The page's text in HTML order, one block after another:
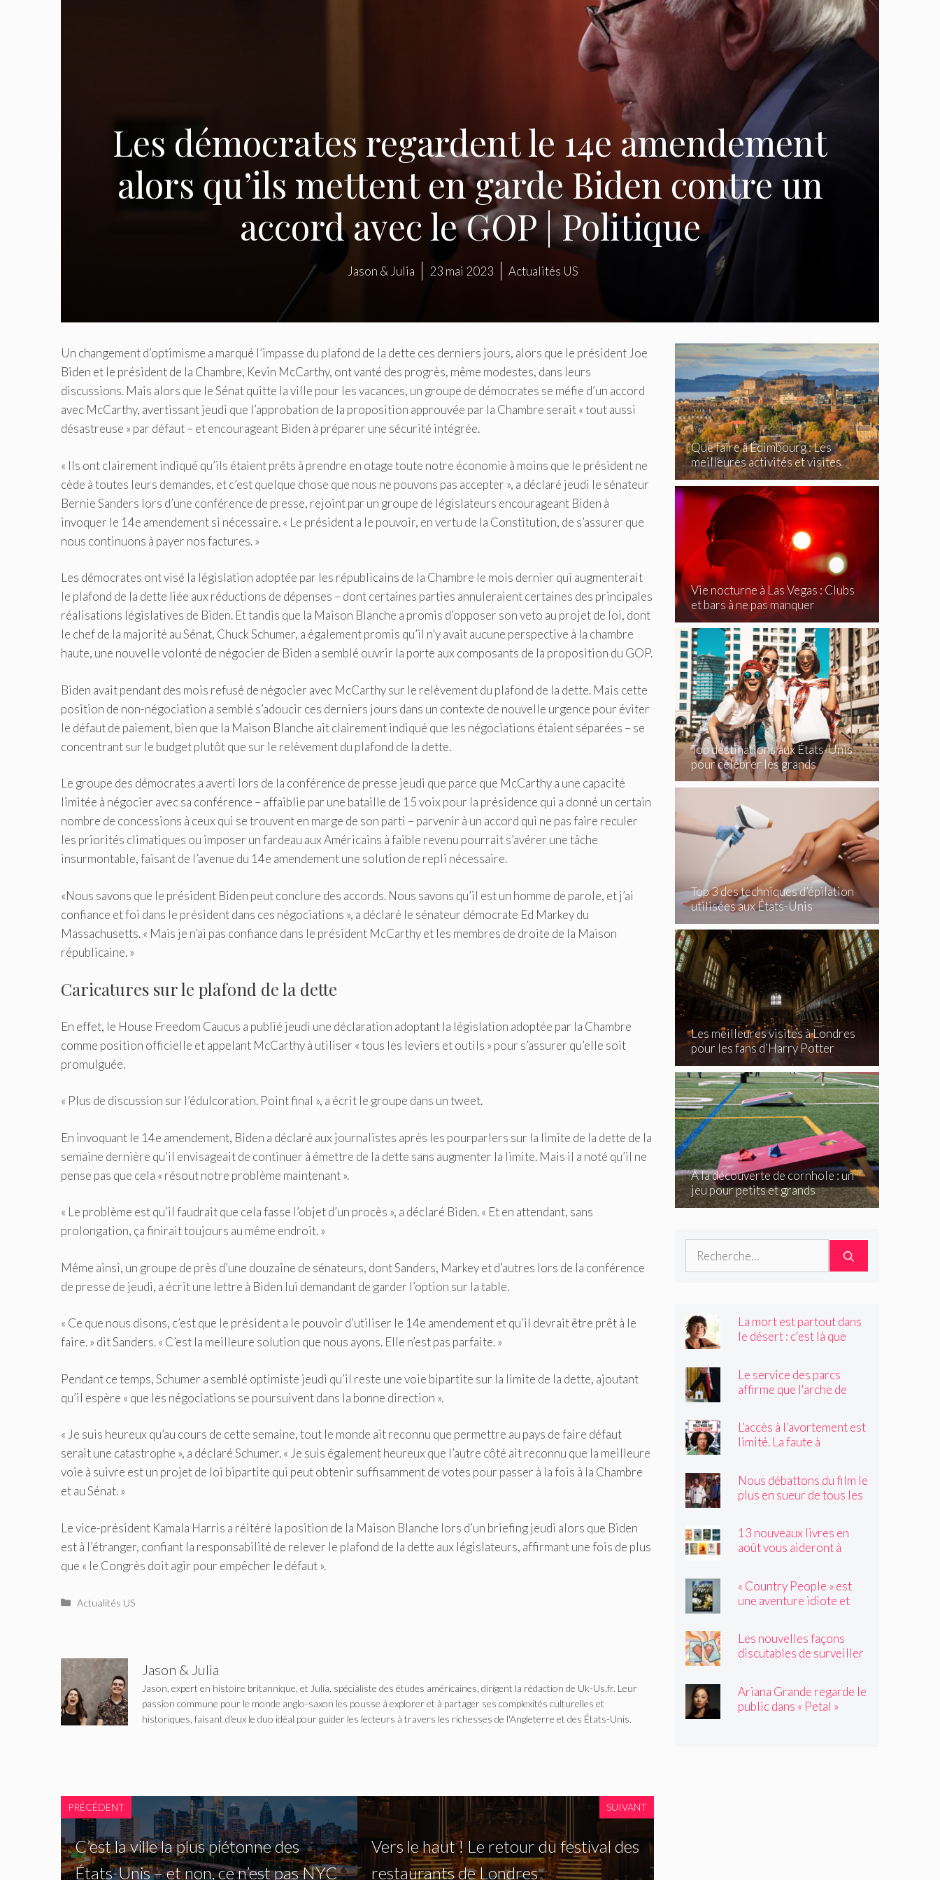
Les démocrates regardent le 14e amendement
alors qu’ils mettent en garde Biden contre un
accord avec le GOP | Politique
Jason & Julia 23 mai 2023 Actualités US
Un changement d’optimisme a marqué l’impasse du plafond de la dette ces derniers jours, alors que le président Joe
Biden et le président de la Chambre, Kevin McCarthy, ont vanté des progrès, même modestes, dans leurs
discussions. Mais alors que le Sénat quitte la ville pour les vacances, un groupe de démocrates se méfie d’un accord
avec McCarthy, avertissant jeudi que l’approbation de la proposition approuvée par la Chambre serait « tout aussi
désastreuse » par défaut – et encourageant Biden à préparer une sécurité intégrée.
« Ils ont clairement indiqué qu’ils étaient prêts à prendre en otage toute notre économie à moins que le président ne
cède à toutes leurs demandes, et c’est quelque chose que nous ne pouvons pas accepter », a déclaré jeudi le sénateur
Bernie Sanders lors d’une conférence de presse, rejoint par un groupe de législateurs encourageant Biden à
invoquer le 14e amendement si nécessaire. « Le président a le pouvoir, en vertu de la Constitution, de s’assurer que
nous continuons à payer nos factures. »
Les démocrates ont visé la législation adoptée par les républicains de la Chambre le mois dernier qui augmenterait
le plafond de la dette liée aux réductions de dépenses – dont certaines parties annuleraient certaines des principales
réalisations législatives de Biden. Et tandis que la Maison Blanche a promis d’opposer son veto au projet de loi, dont
le chef de la majorité au Sénat, Chuck Schumer, a également promis qu’il n’y avait aucune perspective à la chambre
haute, une nouvelle volonté de négocier de Biden a semblé ouvrir la porte aux composants de la proposition du GOP.
Biden avait pendant des mois refusé de négocier avec McCarthy sur le relèvement du plafond de la dette. Mais cette
position de non-négociation a semblé s’adoucir ces derniers jours dans un contexte de nouvelle urgence pour éviter
le défaut de paiement, bien que la Maison Blanche ait clairement indiqué que les négociations étaient séparées – se
concentrant sur le budget plutôt que sur le relèvement du plafond de la dette.
Le groupe des démocrates a averti lors de la conférence de presse jeudi que parce que McCarthy a une capacité
limitée à négocier avec sa conférence – affaiblie par une bataille de 15 voix pour la présidence qui a donné un certain
nombre de concessions à ceux qui se trouvent en marge de son parti – parvenir à un accord qui ne pas faire reculer
les priorités climatiques ou imposer un fardeau aux Américains à faible revenu pourrait s’avérer une tâche
insurmontable, faisant de l’avenue du 14e amendement une solution de repli nécessaire.
«Nous savons que le président Biden peut conclure des accords. Nous savons qu’il est un homme de parole, et j’ai
confiance et foi dans le président dans ces négociations », a déclaré le sénateur démocrate Ed Markey du
Massachusetts. « Mais je n’ai pas confiance dans le président McCarthy et les membres de droite de la Maison
républicaine. »
Caricatures sur le plafond de la dette
En effet, le House Freedom Caucus a publié jeudi une déclaration adoptant la législation adoptée par la Chambre
comme position officielle et appelant McCarthy à utiliser « tous les leviers et outils » pour s’assurer qu’elle soit
promulguée.
« Plus de discussion sur l’édulcoration. Point final », a écrit le groupe dans un tweet.
En invoquant le 14e amendement, Biden a déclaré aux journalistes après les pourparlers sur la limite de la dette de la
semaine dernière qu’il envisageait de continuer à émettre de la dette sans augmenter la limite. Mais il a noté qu’il ne
pense pas que cela « résout notre problème maintenant ».
« Le problème est qu’il faudrait que cela fasse l’objet d’un procès », a déclaré Biden. « Et en attendant, sans
prolongation, ça finirait toujours au même endroit. »
Même ainsi, un groupe de près d’une douzaine de sénateurs, dont Sanders, Markey et d’autres lors de la conférence
de presse de jeudi, a écrit une lettre à Biden lui demandant de garder l’option sur la table.
« Ce que nous disons, c’est que le président a le pouvoir d’utiliser le 14e amendement et qu’il devrait être prêt à le
faire. » dit Sanders. « C’est la meilleure solution que nous ayons. Elle n’est pas parfaite. »
Pendant ce temps, Schumer a semblé optimiste jeudi qu’il reste une voie bipartite sur la limite de la dette, ajoutant
qu’il espère « que les négociations se poursuivent dans la bonne direction ».
« Je suis heureux qu’au cours de cette semaine, tout le monde ait reconnu que permettre au pays de faire défaut
serait une catastrophe », a déclaré Schumer. « Je suis également heureux que l’autre côté ait reconnu que la meilleure
voie à suivre est un projet de loi bipartite qui peut obtenir suffisamment de votes pour passer à la fois à la Chambre
et au Sénat. »
Le vice-président Kamala Harris a réitéré la position de la Maison Blanche lors d’un briefing jeudi alors que Biden
est à l’étranger, confiant la responsabilité de relever le plafond de la dette aux législateurs, affirmant une fois de plus
que « le Congrès doit agir pour empêcher le défaut ».
Catégories
Actualités US
Jason & Julia
Jason, expert en histoire britannique, et Julia, spécialiste des études américaines, dirigent la rédaction de Uk-Us.fr. Leur
passion commune pour le monde anglo-saxon les pousse à explorer et à partager ses complexités culturelles et
historiques, faisant d'eux le duo idéal pour guider les lecteurs à travers les richesses de l'Angleterre et des États-Unis.
PRÉCÉDENT
C’est la ville la plus piétonne des
États-Unis – et non, ce n’est pas NYC
SUIVANT
Vers le haut ! Le retour du festival des
restaurants de Londres
Que faire à Édimbourg : Les
meilleures activités et visites
incontournables
Vie nocturne à Las Vegas : Clubs
et bars à ne pas manquer
Top destinations aux États-Unis
pour célébrer les grands
événements
Top 3 des techniques d’épilation
utilisées aux États-Unis
Les meilleures visites à Londres
pour les fans d’Harry Potter
À la découverte de cornhole : un
jeu pour petits et grands
Rechercher :
La mort est partout dans
le désert : c'est là que
Le service des parcs
affirme que l'arche de
Pourrait-il être déplacé ?
L’accès à l’avortement est
limité. La faute à
Nous débattons du film le
plus en sueur de tous les
13 nouveaux livres en
août vous aideront à
« Country People » est
une aventure idiote et
Les nouvelles façons
discutables de surveiller
Ariana Grande regarde le
public dans « Petal »